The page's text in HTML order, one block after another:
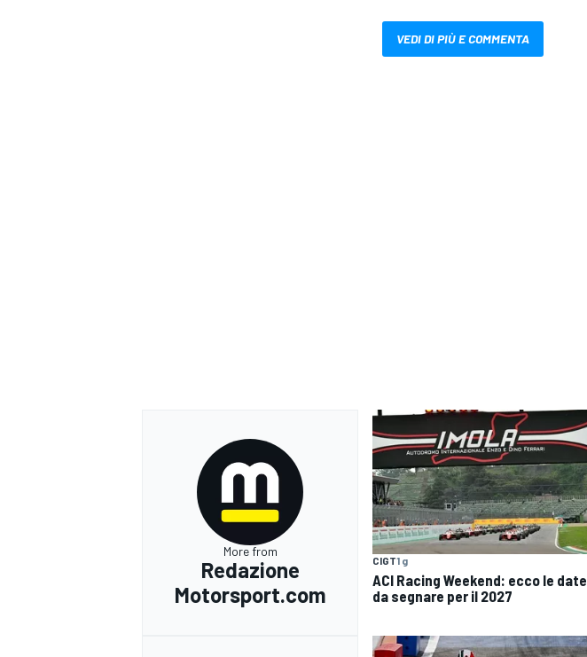
RALLY
VEDI DI PIÙ E COMMENTA
More from
Redazione
Motorsport.com
CIGT1 g
ACI Racing Weekend: ecco le date
da segnare per il 2027